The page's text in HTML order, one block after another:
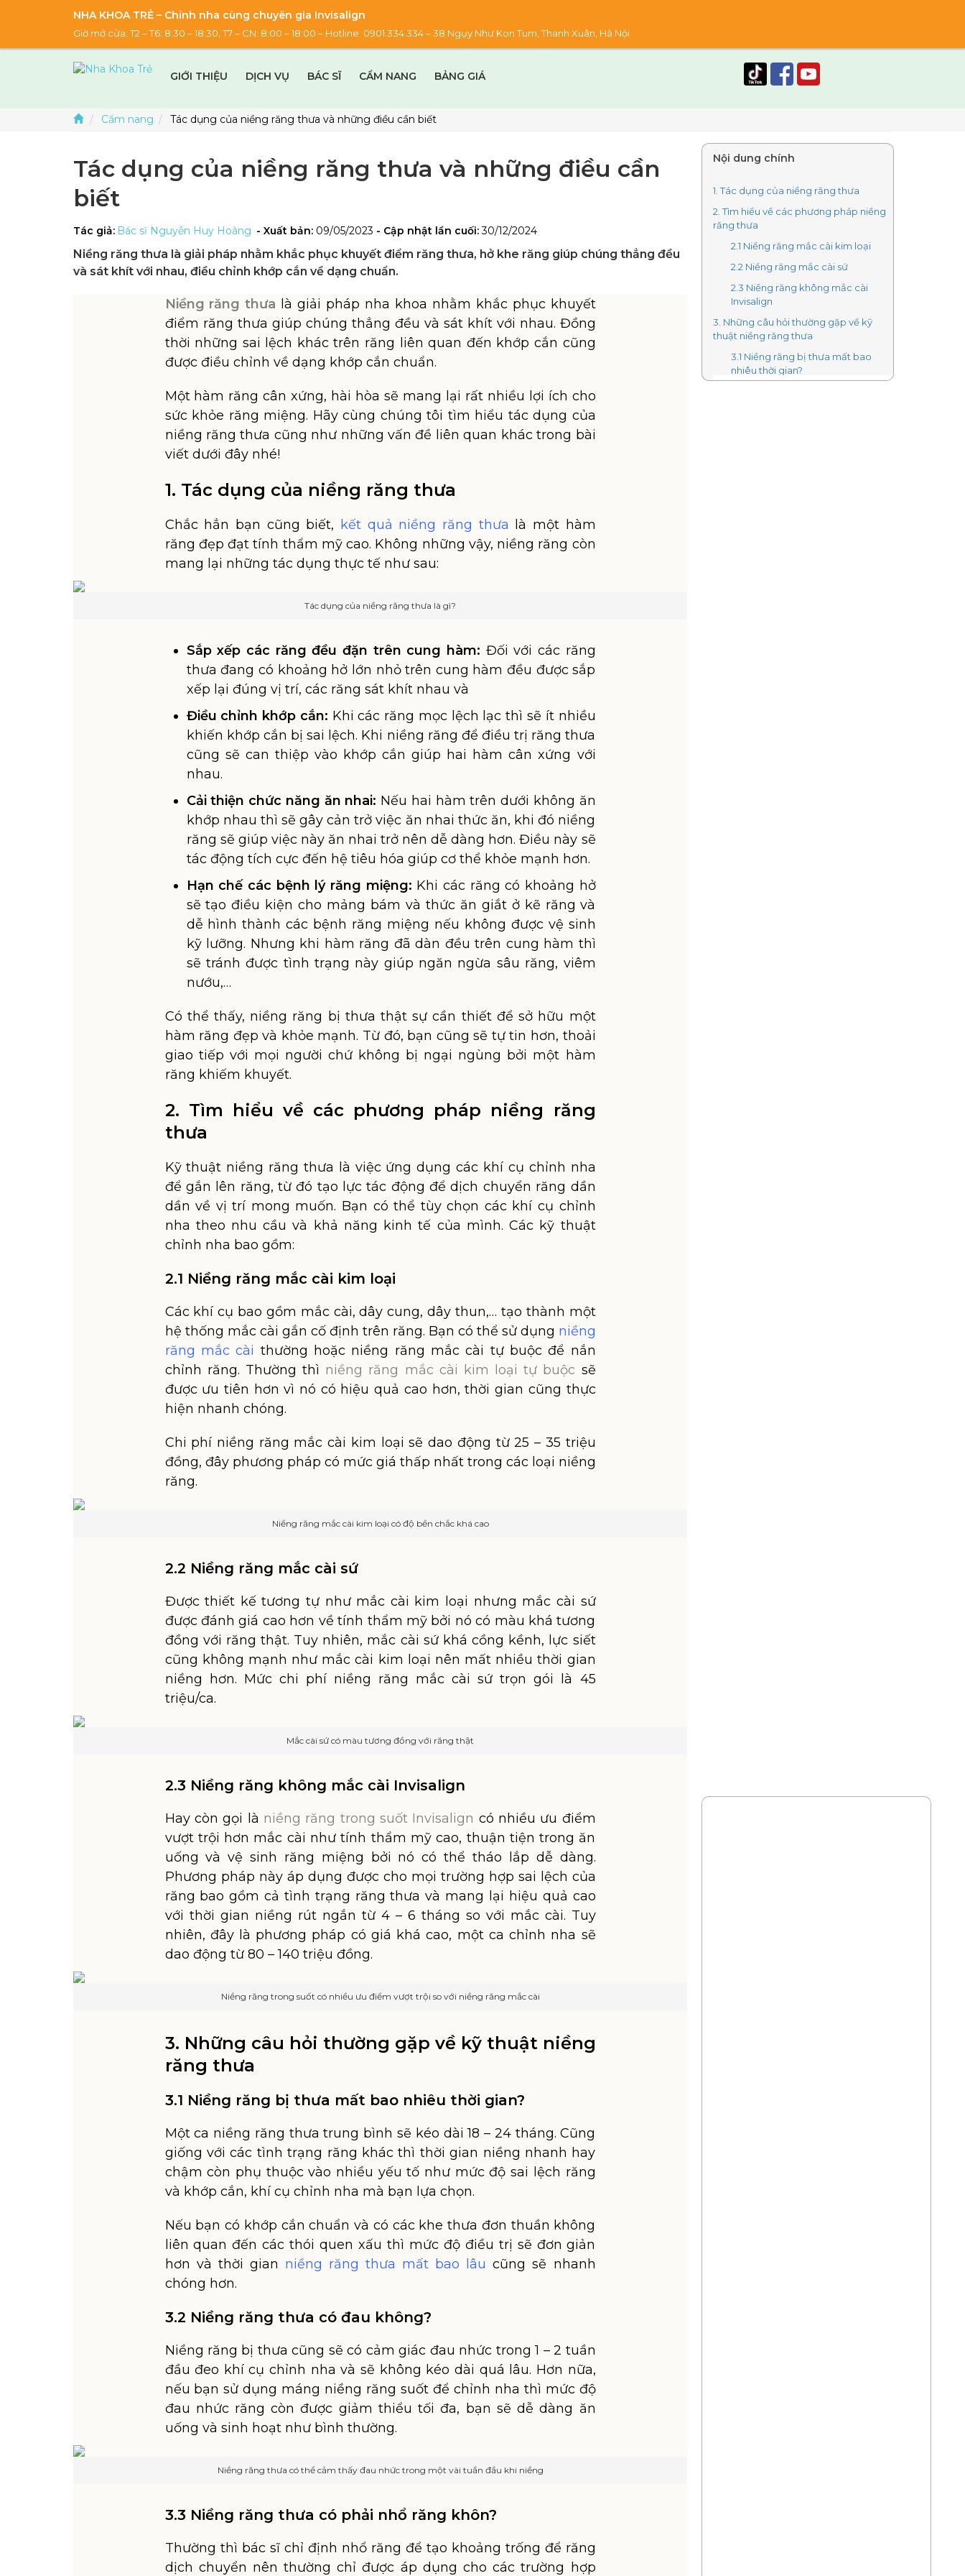
NHA KHOA TRẺ – Chỉnh nha cùng chuyên gia Invisalign
Giờ mở cửa: T2 – T6: 8:30 – 18:30, T7 – CN: 8:00 – 18:00 – Hotline: 0901.334.334 – 38 Ngụy Như Kon Tum, Thanh Xuân, Hà Nội
GIỚI THIỆU DỊCH VỤ BÁC SĨ CẨM NANG BẢNG GIÁ
Cẩm nang Tác dụng của niềng răng thưa và những điều cần biết
Tác dụng của niềng răng thưa và những điều cần
biết
Tác giả: Bác sĩ Nguyễn Huy Hoàng - Xuất bản: 09/05/2023 - Cập nhật lần cuối:30/12/2024
Niềng răng thưa là giải pháp nhằm khắc phục khuyết điểm răng thưa, hở khe răng giúp chúng thẳng đều
và sát khít với nhau, điều chỉnh khớp cắn về dạng chuẩn.
Niềng răng thưa là giải pháp nha khoa nhằm khắc phục khuyết
điểm răng thưa giúp chúng thẳng đều và sát khít với nhau. Đồng
thời những sai lệch khác trên răng liên quan đến khớp cắn cũng
được điều chỉnh về dạng khớp cắn chuẩn.
Một hàm răng cân xứng, hài hòa sẽ mang lại rất nhiều lợi ích cho
sức khỏe răng miệng. Hãy cùng chúng tôi tìm hiểu tác dụng của
niềng răng thưa cũng như những vấn đề liên quan khác trong bài
viết dưới đây nhé!
1. Tác dụng của niềng răng thưa
Chắc hẳn bạn cũng biết, kết quả niềng răng thưa là một hàm
răng đẹp đạt tính thẩm mỹ cao. Không những vậy, niềng răng còn
mang lại những tác dụng thực tế như sau:
Tác dụng của niềng răng thưa là gì?
Sắp xếp các răng đều đặn trên cung hàm: Đối với các răng
thưa đang có khoảng hở lớn nhỏ trên cung hàm đều được sắp
xếp lại đúng vị trí, các răng sát khít nhau và
Điều chỉnh khớp cắn: Khi các răng mọc lệch lạc thì sẽ ít nhiều
khiến khớp cắn bị sai lệch. Khi niềng răng để điều trị răng thưa
cũng sẽ can thiệp vào khớp cắn giúp hai hàm cân xứng với
nhau.
Cải thiện chức năng ăn nhai: Nếu hai hàm trên dưới không ăn
khớp nhau thì sẽ gây cản trở việc ăn nhai thức ăn, khi đó niềng
răng sẽ giúp việc này ăn nhai trở nên dễ dàng hơn. Điều này sẽ
tác động tích cực đến hệ tiêu hóa giúp cơ thể khỏe mạnh hơn.
Hạn chế các bệnh lý răng miệng: Khi các răng có khoảng hở
sẽ tạo điều kiện cho mảng bám và thức ăn giắt ở kẽ răng và
dễ hình thành các bệnh răng miệng nếu không được vệ sinh
kỹ lưỡng. Nhưng khi hàm răng đã dàn đều trên cung hàm thì
sẽ tránh được tình trạng này giúp ngăn ngừa sâu răng, viêm
nướu,…
Có thể thấy, niềng răng bị thưa thật sự cần thiết để sở hữu một
hàm răng đẹp và khỏe mạnh. Từ đó, bạn cũng sẽ tự tin hơn, thoải
giao tiếp với mọi người chứ không bị ngại ngùng bởi một hàm
răng khiếm khuyết.
2. Tìm hiểu về các phương pháp niềng răng
thưa
Kỹ thuật niềng răng thưa là việc ứng dụng các khí cụ chỉnh nha
để gắn lên răng, từ đó tạo lực tác động để dịch chuyển răng dần
dần về vị trí mong muốn. Bạn có thể tùy chọn các khí cụ chỉnh
nha theo nhu cầu và khả năng kinh tế của mình. Các kỹ thuật
chỉnh nha bao gồm:
2.1 Niềng răng mắc cài kim loại
Các khí cụ bao gồm mắc cài, dây cung, dây thun,… tạo thành một
hệ thống mắc cài gắn cố định trên răng. Bạn có thể sử dụng niềng
răng mắc cài thường hoặc niềng răng mắc cài tự buộc để nắn
chỉnh răng. Thường thì niềng răng mắc cài kim loại tự buộc sẽ
được ưu tiên hơn vì nó có hiệu quả cao hơn, thời gian cũng thực
hiện nhanh chóng.
Chi phí niềng răng mắc cài kim loại sẽ dao động từ 25 – 35 triệu
đồng, đây phương pháp có mức giá thấp nhất trong các loại niềng
răng.
Niềng răng mắc cài kim loại có độ bền chắc khá cao
2.2 Niềng răng mắc cài sứ
Được thiết kế tương tự như mắc cài kim loại nhưng mắc cài sứ
được đánh giá cao hơn về tính thẩm mỹ bởi nó có màu khá tương
đồng với răng thật. Tuy nhiên, mắc cài sứ khá cồng kềnh, lực siết
cũng không mạnh như mắc cài kim loại nên mất nhiều thời gian
niềng hơn. Mức chi phí niềng răng mắc cài sứ trọn gói là 45
triệu/ca.
Mắc cài sứ có màu tương đồng với răng thật
2.3 Niềng răng không mắc cài Invisalign
Hay còn gọi là niềng răng trong suốt Invisalign có nhiều ưu điểm
vượt trội hơn mắc cài như tính thẩm mỹ cao, thuận tiện trong ăn
uống và vệ sinh răng miệng bởi nó có thể tháo lắp dễ dàng.
Phương pháp này áp dụng được cho mọi trường hợp sai lệch của
răng bao gồm cả tình trạng răng thưa và mang lại hiệu quả cao
với thời gian niềng rút ngắn từ 4 – 6 tháng so với mắc cài. Tuy
nhiên, đây là phương pháp có giá khá cao, một ca chỉnh nha sẽ
dao động từ 80 – 140 triệu đồng.
Niềng răng trong suốt có nhiều ưu điểm vượt trội so với niềng răng mắc cài
3. Những câu hỏi thường gặp về kỹ thuật niềng
răng thưa
3.1 Niềng răng bị thưa mất bao nhiêu thời gian?
Một ca niềng răng thưa trung bình sẽ kéo dài 18 – 24 tháng. Cũng
giống với các tình trạng răng khác thì thời gian niềng nhanh hay
chậm còn phụ thuộc vào nhiều yếu tố như mức độ sai lệch răng
và khớp cắn, khí cụ chỉnh nha mà bạn lựa chọn.
Nếu bạn có khớp cắn chuẩn và có các khe thưa đơn thuần không
liên quan đến các thói quen xấu thì mức độ điều trị sẽ đơn giản
hơn và thời gian niềng răng thưa mất bao lâu cũng sẽ nhanh
chóng hơn.
3.2 Niềng răng thưa có đau không?
Niềng răng bị thưa cũng sẽ có cảm giác đau nhức trong 1 – 2 tuần
đầu đeo khí cụ chỉnh nha và sẽ không kéo dài quá lâu. Hơn nữa,
nếu bạn sử dụng máng niềng răng suốt để chỉnh nha thì mức độ
đau nhức răng còn được giảm thiểu tối đa, bạn sẽ dễ dàng ăn
uống và sinh hoạt như bình thường.
Niềng răng thưa có thể cảm thấy đau nhức trong một vài tuần đầu khi niềng
3.3 Niềng răng thưa có phải nhổ răng khôn?
Thường thì bác sĩ chỉ định nhổ răng để tạo khoảng trống để răng
dịch chuyển nên thường chỉ được áp dụng cho các trường hợp
Nội dung chính
1. Tác dụng của niềng răng thưa
2. Tìm hiểu về các phương pháp niềng
răng thưa
2.1 Niềng răng mắc cài kim loại
2.2 Niềng răng mắc cài sứ
2.3 Niềng răng không mắc cài
Invisalign
3. Những câu hỏi thường gặp về kỹ
thuật niềng răng thưa
3.1 Niềng răng bị thưa mất bao
nhiêu thời gian?